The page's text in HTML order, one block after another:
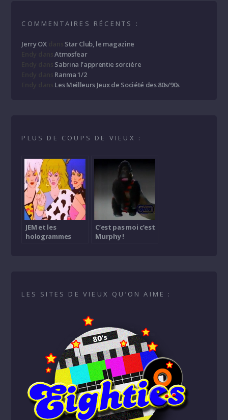
COMMENTAIRES RÉCENTS :
Jerry OXdans Star Club, le magazine
dansAtmosfear
Sabrina l’apprentie sorcière
Ranma 1/2
Les Meilleurs Jeux de Société des 80s/90s
PLUS DE COUPS DE VIEUX :
JEM et les
hologrammes
C’est pas moi c’est
Murphy !
LES SITES DE VIEUX QU’ON AIME :